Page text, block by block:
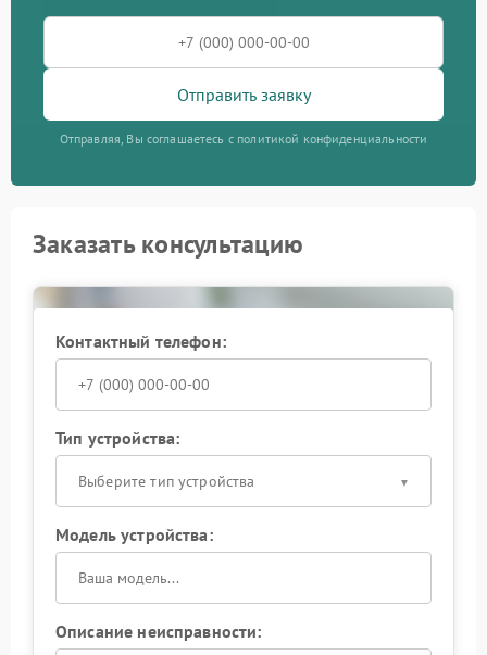
Отправить заявку
Отправляя, Вы соглашаетесь с политикой конфиденциальности
Заказать консультацию
Контактный телефон:
Тип устройства:
Выберите тип устройства
Модель устройства:
Описание неисправности: